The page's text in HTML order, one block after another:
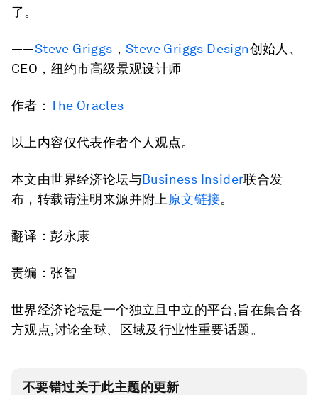
了。
——Steve Griggs ，Steve Griggs Design创始人、
CEO，纽约市高级景观设计师
作者：The Oracles
以上内容仅代表作者个人观点。
本文由世界经济论坛与Business Insider联合发
布，转载请注明来源并附上 原文链接。
翻译：彭永康
责编：张智
世界经济论坛是一个独立且中立的平台,旨在集合各
方观点,讨论全球、区域及行业性重要话题。
不要错过关于此主题的更新